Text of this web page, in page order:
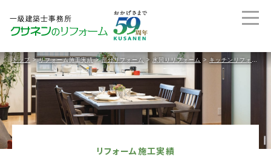
トップ >リフォーム施工実績>部分リフォーム > 水回りリフォーム > キッチンリフォーム
リフォーム施工実績